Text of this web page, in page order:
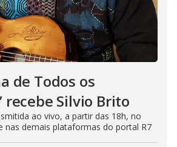
de Todos os
recebe Silvio Brito
ao vivo, a partir das 18h, no
nas demais plataformas do portal R7